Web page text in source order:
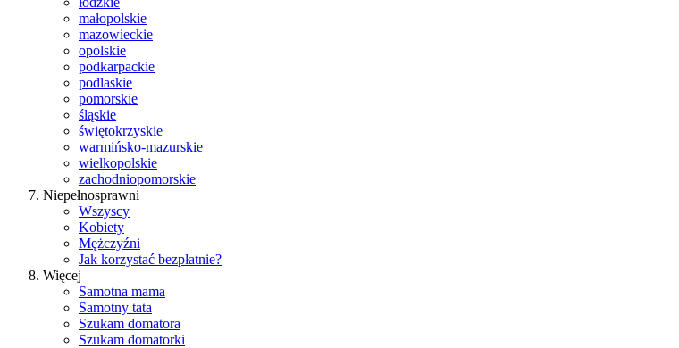
małopolskie
mazowieckie
opolskie
podkarpackie
podlaskie
pomorskie
śląskie
świętokrzyskie
warmińsko-mazurskie
wielkopolskie
zachodniopomorskie
Niepełnosprawni
Wszyscy
Kobiety
Mężczyźni
Jak korzystać bezpłatnie?
Więcej
Samotna mama
Samotny tata
Szukam domatora
Szukam domatorki